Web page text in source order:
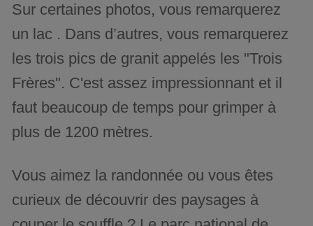
Sur certaines photos, vous remarquerez
un lac . Dans d’autres, vous remarquerez
les trois pics de granit appelés les "Trois
Frères". C'est assez impressionnant et il
faut beaucoup de temps pour grimper à
plus de 1200 mètres.
Vous aimez la randonnée ou vous êtes
curieux de découvrir des paysages à